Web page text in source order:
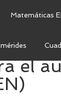
Matemáticas
el